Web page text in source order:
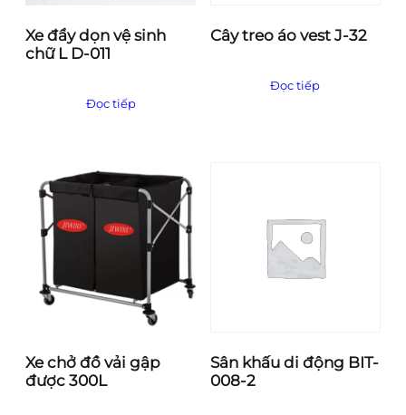
Xe đẩy dọn vệ sinh
chữ L D-011
Đọc tiếp
Cây treo áo vest J-32
Đọc tiếp
Xe chở đồ vải gập
được 300L
Sân khấu di động BIT-
008-2